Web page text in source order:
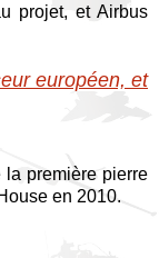
projet, et Airbus
européen, et
la première pierre
en 2010.